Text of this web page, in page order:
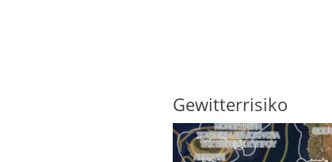
Gewitterrisiko